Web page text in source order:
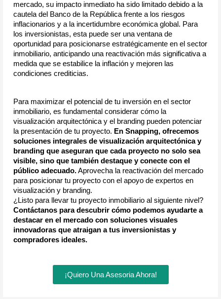
mercado, su impacto inmediato ha sido limitado debido a la
cautela del Banco de la República frente a los riesgos
inflacionarios y a la incertidumbre económica global. Para
los inversionistas, esta puede ser una ventana de
oportunidad para posicionarse estratégicamente en el sector
inmobiliario, anticipando una reactivación más significativa a
medida que se estabilice la inflación y mejoren las
condiciones crediticias.
Para maximizar el potencial de tu inversión en el sector
inmobiliario, es fundamental considerar cómo la
visualización arquitectónica y el branding pueden potenciar
la presentación de tu proyecto. En Snapping, ofrecemos
soluciones integrales de visualización arquitectónica y
branding que aseguran que cada proyecto no solo sea
visible, sino que también destaque y conecte con el
público adecuado. Aprovecha la reactivación del mercado
para posicionar tu proyecto con el apoyo de expertos en
visualización y branding.
¿Listo para llevar tu proyecto inmobiliario al siguiente nivel?
Contáctanos para descubrir cómo podemos ayudarte a
destacar en el mercado con soluciones visuales
innovadoras que atraigan a tus inversionistas y
compradores ideales.
¡Quiero Una Asesoria Ahora!